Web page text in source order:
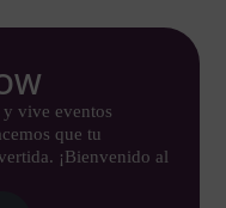
vive eventos
que tu
¡Bienvenido al